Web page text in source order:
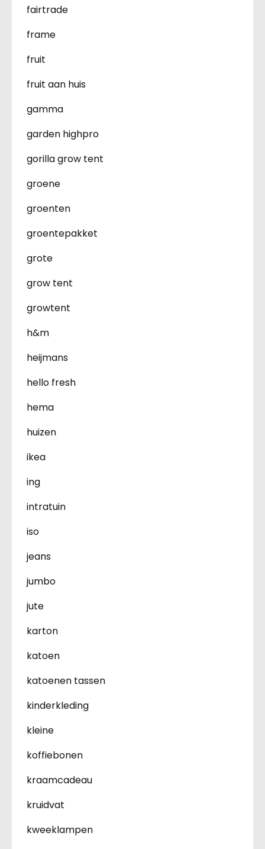
fairtrade
frame
fruit
fruit aan huis
gamma
garden highpro
gorilla grow tent
groene
groenten
groentepakket
grote
grow tent
growtent
h&m
heijmans
hello fresh
hema
huizen
ikea
ing
intratuin
iso
jeans
jumbo
jute
karton
katoen
katoenen tassen
kinderkleding
kleine
koffiebonen
kraamcadeau
kruidvat
kweeklampen